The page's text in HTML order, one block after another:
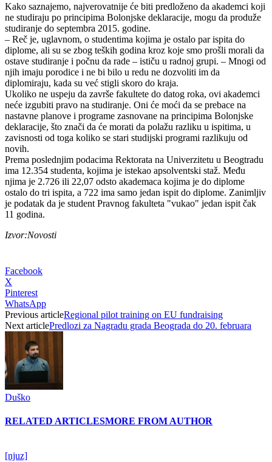
Kako saznajemo, najverovatnije će biti predloženo da akademci koji
ne studiraju po principima Bolonjske deklaracije, mogu da produže
studiranje do septembra 2015. godine.
– Reč je, uglavnom, o studentima kojima je ostalo par ispita do
diplome, ali su se zbog teških godina kroz koje smo prošli morali da
ostave studiranje i počnu da rade – ističu u radnoj grupi. – Mnogi od
njih imaju porodice i ne bi bilo u redu ne dozvoliti im da
diplomiraju, kada su već stigli skoro do kraja.
Ukoliko ne uspeju da završe fakultete do datog roka, ovi akademci
neće izgubiti pravo na studiranje. Oni će moći da se prebace na
nastavne planove i programe zasnovane na principima Bolonjske
deklaracije, što znači da će morati da polažu razliku u ispitima, u
zavisnosti od toga koliko se stari studijski programi razlikuju od
novih.
Prema poslednjim podacima Rektorata na Univerzitetu u Beogtradu
ima 12.354 studenta, kojima je istekao apsolventski staž. Među
njima je 2.726 ili 22,07 odsto akademaca kojima je do diplome
ostalo do tri ispita, a 722 ima samo jedan ispit do diplome. Zanimljiv
je podatak da je student Pravnog fakulteta "vukao" jedan ispit čak
11 godina.
Izvor:Novosti
Facebook
X
Pinterest
WhatsApp
Previous articleRegional pilot training on EU fundraising
Next articlePredlozi za Nagradu grada Beograda do 20. februara
Duško
RELATED ARTICLESMORE FROM AUTHOR
[njuz]